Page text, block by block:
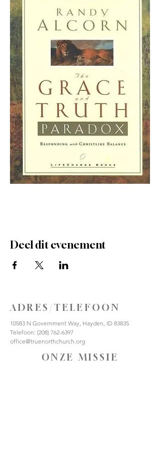
Deel dit evenement
ADRES/TELEFOON
10583 N Government Way, Hayden, ID 83835
Telefoon: (208) 762-6397
office@truenorthchurch.org
ONZE MISSIE